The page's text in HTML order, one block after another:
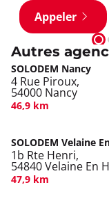
Appeler
Autres
SOLODEM Nancy
4 Rue Piroux,
54000 Nancy
46,9 km
SOLODEM Velaine
1b Rte Henri,
54840 Velaine En
47,9 km